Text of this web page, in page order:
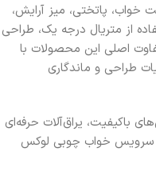
خواب، پاتختی، میز آرایش،
از متریال درجه یک، طراحی
اصلی این محصولات با
طراحی و ماندگاری
باکیفیت، یراق‌آلات حرفه‌ای
سرویس خواب چوبی لوکس